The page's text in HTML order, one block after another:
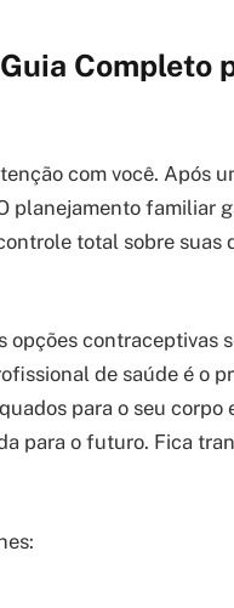
Completo
com você. Após
planejamento familiar
total sobre suas
opções contraceptivas
de saúde é o
para o seu corpo
para o futuro. Fica